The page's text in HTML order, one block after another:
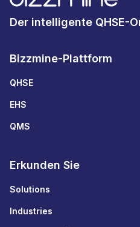
Der intelligente QHSE-
Bizzmine-Plattform
QHSE
EHS
QMS
Erkunden Sie
Solutions
Industries